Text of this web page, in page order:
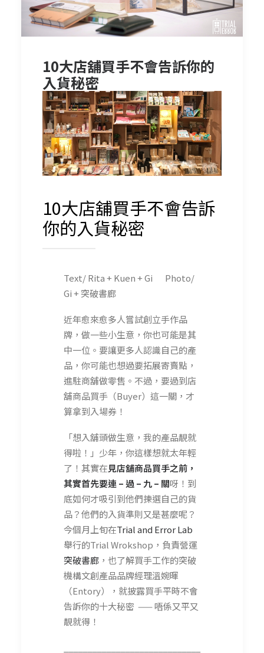
10大店舖買手不會告訴你的
入貨秘密
10大店舖買手不會告訴
你的入貨秘密
Text/ Rita + Kuen + Gi Photo/
Gi + 突破書廊
近年愈來愈多人嘗試創立手作品
牌，做一些小生意，你也可能是其
中一位。要讓更多人認識自己的產
品，你可能也想過要拓展寄賣點，
進駐商舖做零售。不過，要過到店
舖商品買手（Buyer）這一關，才
算拿到入場券！
「想入舖頭做生意，我的產品靚就
得啦！」少年，你這樣想就太年輕
了！其實在見店舖商品買手之前，
其實首先要連 – 過 – 九 – 關呀 ！到
底如何才吸引到他們揀選自己的貨
品？他們的入貨準則又是甚麼呢？
今個月上旬在Trial and Error Lab
舉行的Trial Wrokshop，負責營運
突破書廊 ，也了解買手工作的突破
機構文創產品品牌經理溫婉暉
（Entory），就披露買手平時不會
告訴你的十大秘密 —— 唔係又平又
靚就得！